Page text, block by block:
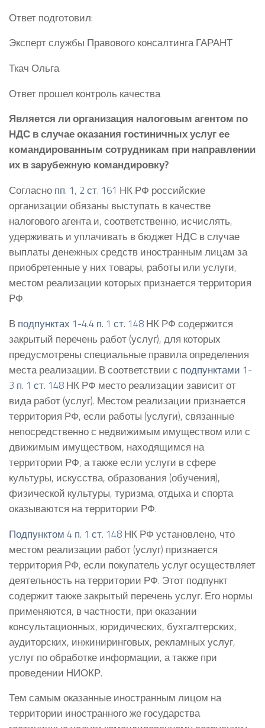
Ответ подготовил:
Эксперт службы Правового консалтинга ГАРАНТ
Ткач Ольга
Ответ прошел контроль качества
Является ли организация налоговым агентом по
НДС в случае оказания гостиничных услуг ее
командированным сотрудникам при направлении
их в зарубежную командировку?
Согласно пп. 1, 2 ст. 161 НК РФ российские
организации обязаны выступать в качестве
налогового агента и, соответственно, исчислять,
удерживать и уплачивать в бюджет НДС в случае
выплаты денежных средств иностранным лицам за
приобретенные у них товары, работы или услуги,
местом реализации которых признается территория
РФ.
В подпунктах 1-4.4 п. 1 ст. 148 НК РФ содержится
закрытый перечень работ (услуг), для которых
предусмотрены специальные правила определения
места реализации. В соответствии с подпунктами 1-
3 п. 1 ст. 148 НК РФ место реализации зависит от
вида работ (услуг). Местом реализации признается
территория РФ, если работы (услуги), связанные
непосредственно с недвижимым имуществом или с
движимым имуществом, находящимся на
территории РФ, а также если услуги в сфере
культуры, искусства, образования (обучения),
физической культуры, туризма, отдыха и спорта
оказываются на территории РФ.
Подпунктом 4 п. 1 ст. 148 НК РФ установлено, что
местом реализации работ (услуг) признается
территория РФ, если покупатель услуг осуществляет
деятельность на территории РФ. Этот подпункт
содержит также закрытый перечень услуг. Его нормы
применяются, в частности, при оказании
консультационных, юридических, бухгалтерских,
аудиторских, инжиниринговых, рекламных услуг,
услуг по обработке информации, а также при
проведении НИОКР.
Тем самым оказанные иностранным лицом на
территории иностранного же государства